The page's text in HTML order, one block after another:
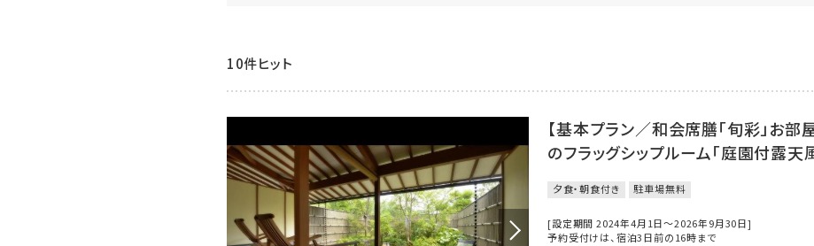
10件ヒット
【基本プラン／和会席膳「旬彩」お部
のフラッグシップルーム「庭園付露天
夕食・朝食付き 駐車場無料
[設定期間 2024年4月1日～2026年9月30日]
予約受付けは、宿泊3日前の16時まで